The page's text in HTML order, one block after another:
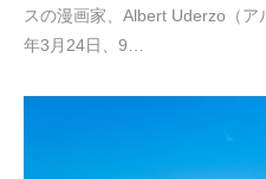
スの漫画家、Albert Uderzo（
年3月24日、9…